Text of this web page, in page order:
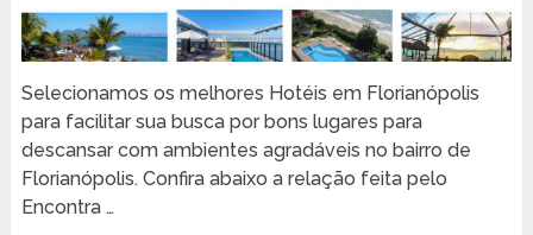
Selecionamos os melhores Hotéis em Florianópolis
para facilitar sua busca por bons lugares para
descansar com ambientes agradáveis no bairro de
Florianópolis. Confira abaixo a relação feita pelo
Encontra …